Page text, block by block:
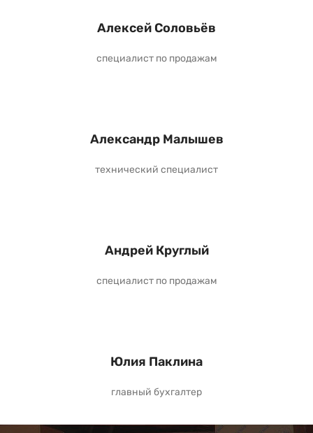
Алексей Соловьёв
специалист по продажам
Александр Малышев
технический специалист
Андрей Круглый
специалист по продажам
Юлия Паклина
главный бухгалтер